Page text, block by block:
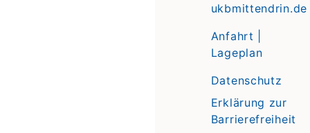
ukbmittendrin.de
Anfahrt |
Lageplan
Datenschutz
Erklärung zur
Barrierefreiheit